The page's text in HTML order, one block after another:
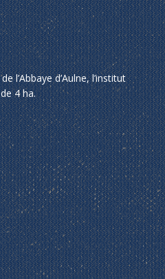
l’Abbaye d’Aulne, l’institut
4 ha.